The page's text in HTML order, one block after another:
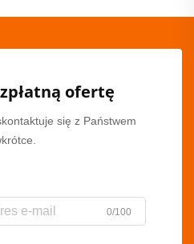
ofertę
się z Państwem
0/100